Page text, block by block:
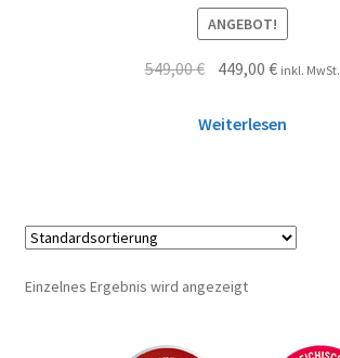
ANGEBOT!
549,00€ 449,00€ inkl. MwSt.
Weiterlesen
Einzelnes Ergebnis wird angezeigt